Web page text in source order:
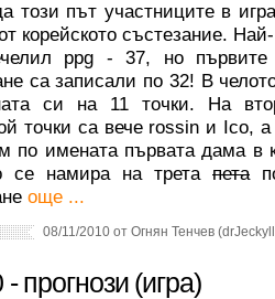
този път участниците в
корейското състезание.
ppg - 37, но
са записали по 32! В
си на 11 точки. На
точки са вече rossin и Ico,
по имената първата дама в
се намира на трета пета
още ...
08/11/2010 от Огнян Тенчев
прогнози (игра)